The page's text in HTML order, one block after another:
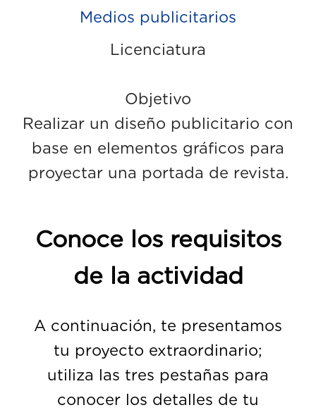
Medios publicitarios
Licenciatura
Objetivo
Realizar un diseño publicitario con
base en elementos gráficos para
proyectar una portada de revista.
Conoce los requisitos
de la actividad
A continuación, te presentamos
tu proyecto extraordinario;
utiliza las tres pestañas para
conocer los detalles de tu